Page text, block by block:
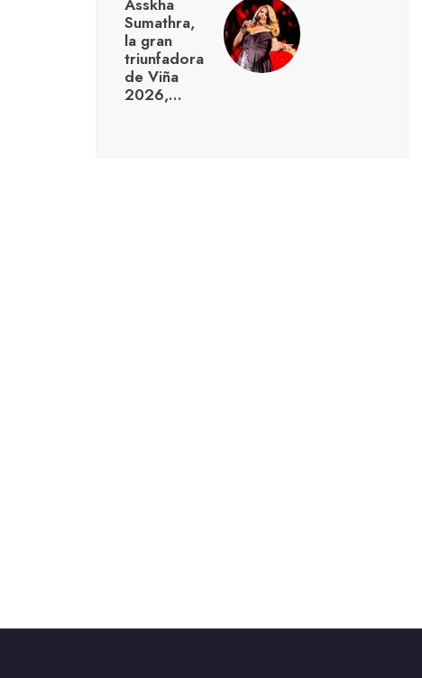
Asskha
Sumathra,
la gran
triunfadora
de Viña
2026,…